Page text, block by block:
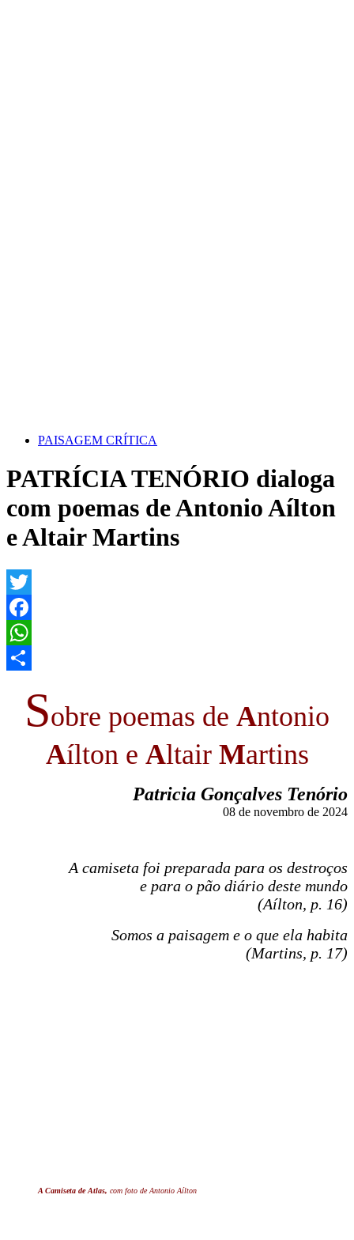
PAISAGEM CRÍTICA
PATRÍCIA TENÓRIO dialoga
com poemas de Antonio Aílton
e Altair Martins
Twitter
Facebook
WhatsApp
Sobre poemas de Antonio
Aílton e Altair Martins
Patricia Gonçalves Tenório
08 de novembro de 2024
A camiseta foi preparada para os destroços
e para o pão diário deste mundo
(Aílton, p. 16)
Somos a paisagem e o que ela habita
(Martins, p. 17)
A Camiseta de Atlas, com foto de Antonio Aílton